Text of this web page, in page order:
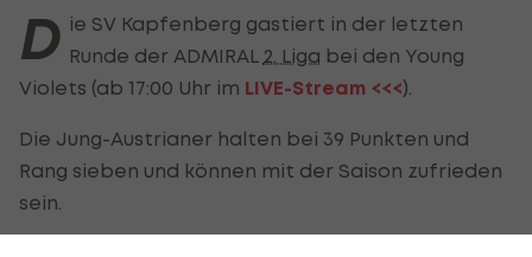
D ie SV Kapfenberg gastiert in der letzten
Runde der ADMIRAL 2. Liga bei den Young
Violets (ab 17:00 Uhr im LIVE-Stream <<<).
Die Jung-Austrianer halten bei 39 Punkten und
Rang sieben und können mit der Saison zufrieden
sein.